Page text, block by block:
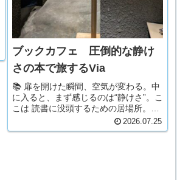
ブックカフェ 圧倒的な静け
さの本で旅するVia
📚 扉を開けた瞬間、空気が変わる。中
に入ると、まず感じるのは“静けさ”。こ
こは 読書に没頭するための居場所。1
階は黒を基調とした落ち着いた空間
で、旅にまつわる本がずらりと並ぶ。
2026.07.25